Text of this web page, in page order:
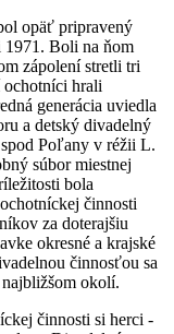
opäť pripravený
1971. Boli na ňom
zápolení stretli tri
ochotníci hrali
generácia uviedla
a detský divadelný
Poľany v réžii L.
súbor miestnej
bola
činnosti
za doterajšiu
okresné a krajské
činnosťou sa
okolí.
činnosti si herci -